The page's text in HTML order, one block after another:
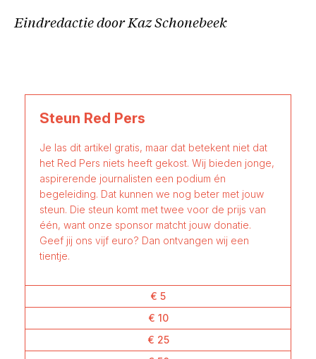
Eindredactie door Kaz Schonebeek
Steun Red Pers
Je las dit artikel gratis, maar dat betekent niet dat
het Red Pers niets heeft gekost. Wij bieden jonge,
aspirerende journalisten een podium én
begeleiding. Dat kunnen we nog beter met jouw
steun. Die steun komt met twee voor de prijs van
één, want onze sponsor matcht jouw donatie.
Geef jij ons vijf euro? Dan ontvangen wij een
tientje.
€ 5
€ 10
€ 25